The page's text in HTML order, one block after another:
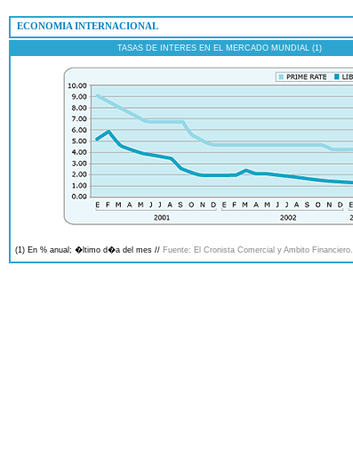
 ECONOMIA INTERNACIONAL
TASAS DE INTERES EN EL MERCADO MUNDIAL (1)
(1) En % anual; �ltimo d�a del mes // Fuente: El Cronista Comercial y Ambito Financiero.